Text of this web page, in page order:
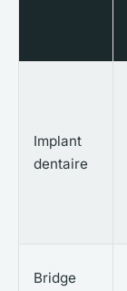
Implant
dentaire
Bridge